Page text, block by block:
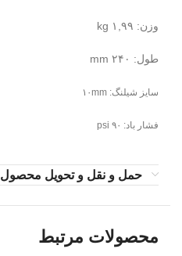
وزن: ۱,۹۹ kg
طول: ۲۴۰ mm
سایز شیلنگ: ۱۰mm
فشار باد: ۹۰ psi
حمل و نقل و تحویل محصول
محصولات مرتبط